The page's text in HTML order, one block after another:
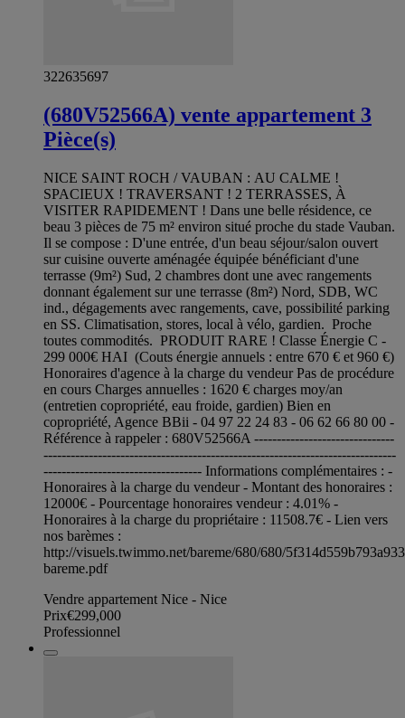
322635697
(680V52566A) vente appartement 3
Pièce(s)
NICE SAINT ROCH / VAUBAN : AU CALME !
SPACIEUX ! TRAVERSANT ! 2 TERRASSES, À
VISITER RAPIDEMENT ! Dans une belle résidence, ce
beau 3 pièces de 75 m² environ situé proche du stade Vauban.
Il se compose : D'une entrée, d'un beau séjour/salon ouvert
sur cuisine ouverte aménagée équipée bénéficiant d'une
terrasse (9m²) Sud, 2 chambres dont une avec rangements
donnant également sur une terrasse (8m²) Nord, SDB, WC
ind., dégagements avec rangements, cave, possibilité parking
en SS. Climatisation, stores, local à vélo, gardien. Proche
toutes commodités. PRODUIT RARE ! Classe Énergie C -
299 000€ HAI (Couts énergie annuels : entre 670 € et 960 €)
Honoraires d'agence à la charge du vendeur Pas de procédure
en cours Charges annuelles : 1620 € charges moy/an
(entretien copropriété, eau froide, gardien) Bien en
copropriété, Agence BBii - 04 97 22 24 83 - 06 62 66 80 00 -
Référence à rappeler : 680V52566A -------------------------------
------------------------------------------------------------------------------
----------------------------------- Informations complémentaires : -
Honoraires à la charge du vendeur - Montant des honoraires :
12000€ - Pourcentage honoraires vendeur : 4.01% -
Honoraires à la charge du propriétaire : 11508.7€ - Lien vers
nos barèmes :
http://visuels.twimmo.net/bareme/680/680/
bareme.pdf
Vendre appartement Nice - Nice
Prix€299,000
Professionnel